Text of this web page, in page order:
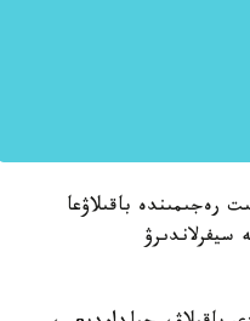
رەجىمىندە باقىلاۋعا